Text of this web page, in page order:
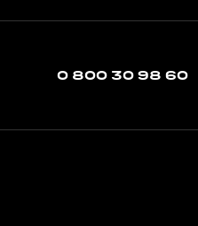
0 800 30 98 60